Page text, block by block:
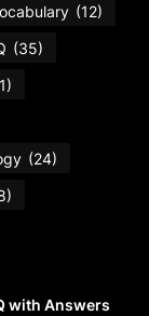
(12)
(35)
(24)
with Answers